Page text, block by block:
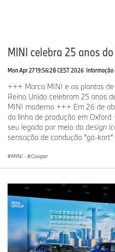
MINI celebra 25 anos
Mon Apr 27 19:56:28 CEST 2026 Informação
+++ Marca MINI e as plantas
Reino Unido celebram 25 anos
MINI moderno +++ Em 26 de
da linha de produção em
seu legado por meio do design
sensação de condução “go-
MINI · Cooper